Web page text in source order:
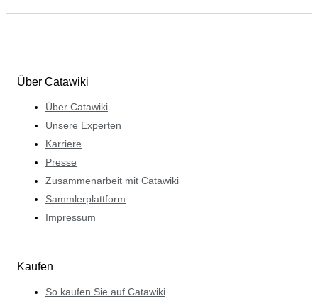
Über Catawiki
Über Catawiki
Unsere Experten
Karriere
Presse
Zusammenarbeit mit Catawiki
Sammlerplattform
Impressum
Kaufen
So kaufen Sie auf Catawiki